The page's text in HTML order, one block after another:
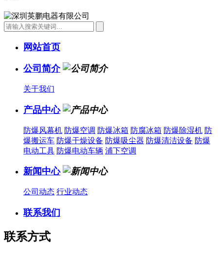
网站首页
公司简介
关于我们
产品中心
防爆风幕机 防爆空调 防爆冰箱 防腐冰箱 防爆除湿机 防
爆搬运车 防爆干燥设备 防爆吸尘器 防爆清洁设备 防爆
电动工具 防爆电动车辆 浦下空调
新闻中心
公司动态 行业动态
联系我们
联系方式